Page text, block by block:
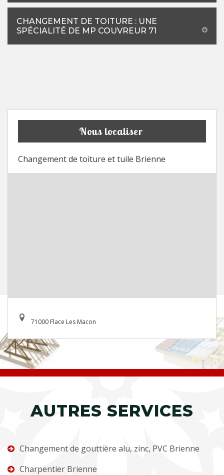
CHANGEMENT DE TOITURE : UNE
SPÉCIALITÉ DE MP COUVREUR 71
Nous localiser
Changement de toiture et tuile Brienne
71000 Flace Les Macon
AUTRES SERVICES
Changement de gouttière alu, zinc, PVC Brienne
Charpentier Brienne